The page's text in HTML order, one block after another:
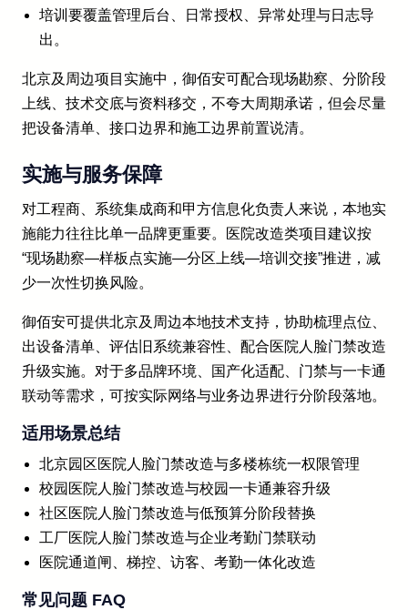
培训要覆盖管理后台、日常授权、异常处理与日志导
出。
北京及周边项目实施中，御佰安可配合现场勘察、分阶段
上线、技术交底与资料移交，不夸大周期承诺，但会尽量
把设备清单、接口边界和施工边界前置说清。
实施与服务保障
对工程商、系统集成商和甲方信息化负责人来说，本地实
施能力往往比单一品牌更重要。医院改造类项目建议按
“现场勘察—样板点实施—分区上线—培训交接”推进，减
少一次性切换风险。
御佰安可提供北京及周边本地技术支持，协助梳理点位、
出设备清单、评估旧系统兼容性、配合医院人脸门禁改造
升级实施。对于多品牌环境、国产化适配、门禁与一卡通
联动等需求，可按实际网络与业务边界进行分阶段落地。
适用场景总结
北京园区医院人脸门禁改造与多楼栋统一权限管理
校园医院人脸门禁改造与校园一卡通兼容升级
社区医院人脸门禁改造与低预算分阶段替换
工厂医院人脸门禁改造与企业考勤门禁联动
医院通道闸、梯控、访客、考勤一体化改造
常见问题 FAQ